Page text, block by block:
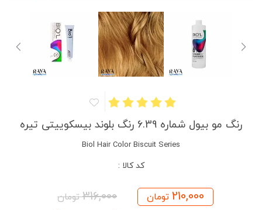
رنگ مو بیول شماره 6.39 رنگ بلوند بیسکوییتی تیره
Biol Hair Color Biscuit Series
کد کالا :
210,000 تومان 316,000تومان